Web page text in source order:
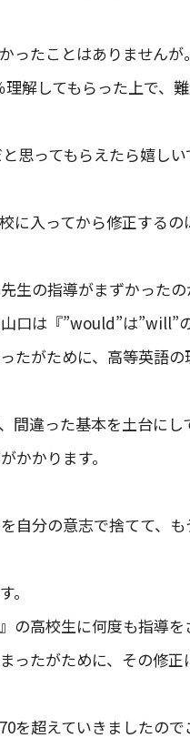
ったことはありませんが。
解してもらった上で、
思ってもらえたら嬉しい
に入ってから修正する
生の指導がまずかった
口は『”would”は”will”
たがために、高等英語
間違った基本を土台に
かかります。
自分の意志で捨てて、
。
の高校生に何度も指導
ったがために、その修
を超えていきましたので